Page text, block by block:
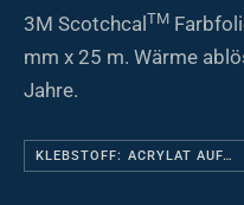
3M Scotchcal TM
mm x 25 m. Wärme
Jahre.
KLEBSTOFF: ACRYLAT AUF…